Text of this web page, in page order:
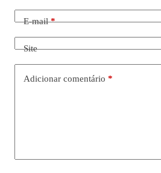
E-mail*
Site
Adicionar comentário *